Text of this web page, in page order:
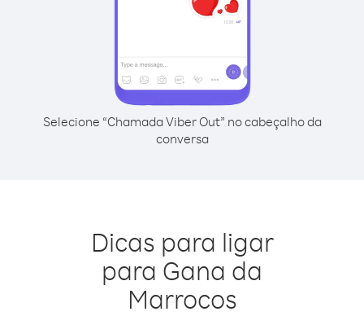
Selecione “Chamada Viber Out” no cabeçalho da
conversa
Dicas para ligar
para Gana da
Marrocos